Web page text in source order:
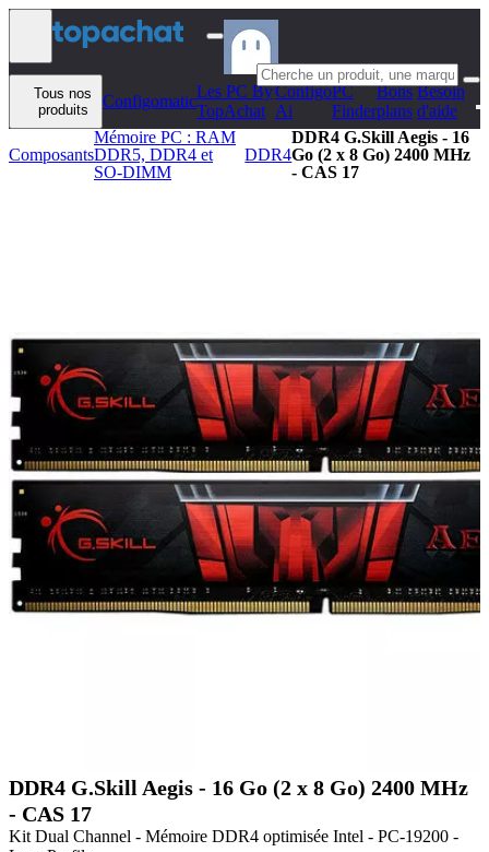
Aller au contenu
Tous nos
produits
Configomatic
Les PC By
TopAchat
Configo
Ai
PC
Finder
Bons
plans
Besoin
d'aide
Composants
Mémoire PC : RAM
DDR5, DDR4 et
SO-DIMM
DDR4
DDR4 G.Skill Aegis - 16
Go (2 x 8 Go) 2400 MHz
- CAS 17
DDR4 G.Skill Aegis - 16 Go (2 x 8 Go) 2400 MHz
- CAS 17
Kit Dual Channel - Mémoire DDR4 optimisée Intel - PC-19200 -